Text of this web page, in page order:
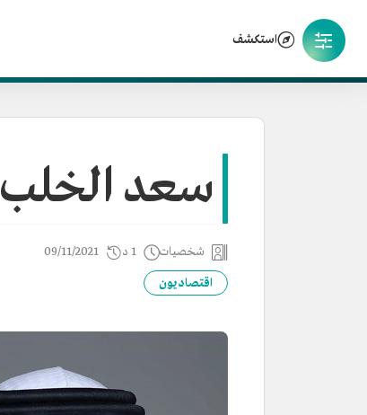
استكشف
سعد الخلب
شخصيات 1 د 09/11/2021
اقتصاديون